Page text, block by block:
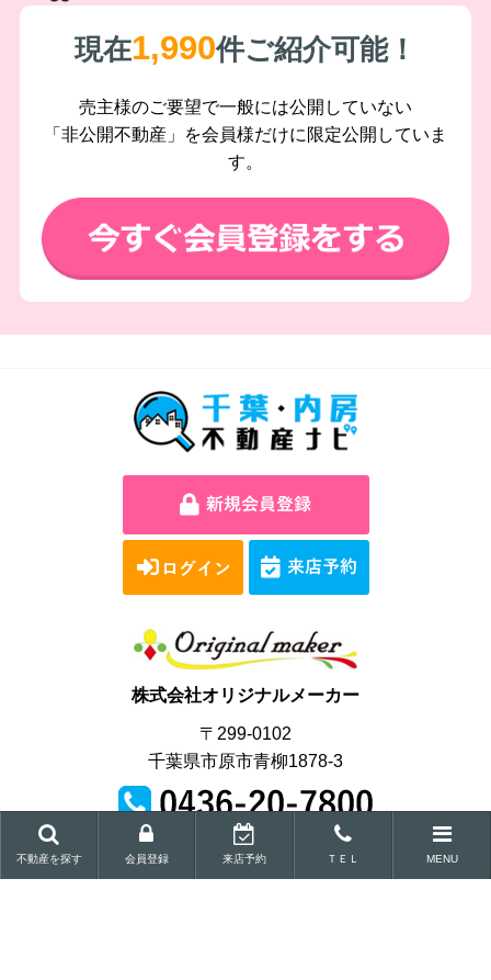
不動産を探す 会員登録 来店予約 ＴＥＬ MENU
現在1,990件ご紹介可能！
売主様のご要望で一般には公開していない
「非公開不動産」を会員様だけに限定公開していま
す。
株式会社オリジナルメーカー
〒299-0102
千葉県市原市青柳1878-3
営業時間｜9:00～18:00